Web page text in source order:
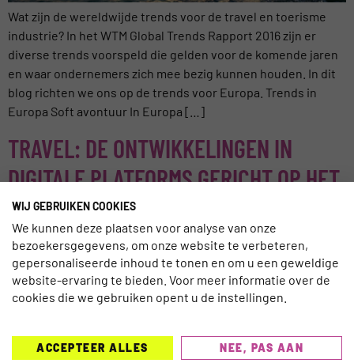
Wat zijn de wereldwijde trends voor de travel en toerisme
industrie? In het WTM Global Trends Rapport 2016 zijn er
diverse trends voorspeld die gelden voor de komende jaren
en waar ondernemers zich mee bezig kunnen houden. In dit
blog richten we ons op de trends voor Europa. Trends in
Europa Soft avontuur In Europa […]
TRAVEL: DE ONTWIKKELINGEN IN
DIGITALE PLATFORMS GERICHT OP HET
OV MET LOCO2
WIJ GEBRUIKEN COOKIES
We kunnen deze plaatsen voor analyse van onze
bezoekersgegevens, om onze website te verbeteren,
gepersonaliseerde inhoud te tonen en om u een geweldige
website-ervaring te bieden. Voor meer informatie over de
cookies die we gebruiken opent u de instellingen.
ACCEPTEER ALLES NEE, PAS AAN